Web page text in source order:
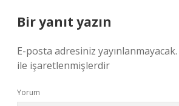
Bir yanıt yazın
E-posta adresiniz yayınlanmayacak.
ile işaretlenmişlerdir
Yorum